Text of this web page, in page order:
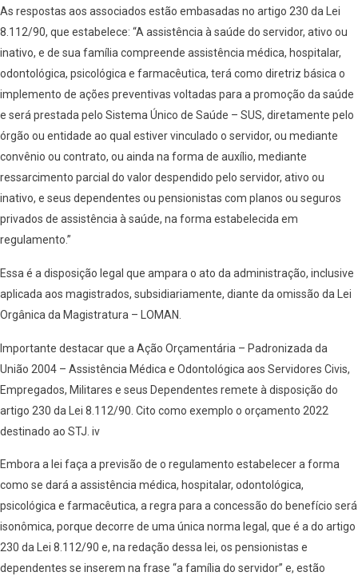
As respostas aos associados estão embasadas no artigo 230 da Lei
8.112/90, que estabelece: “A assistência à saúde do servidor, ativo ou
inativo, e de sua família compreende assistência médica, hospitalar,
odontológica, psicológica e farmacêutica, terá como diretriz básica o
implemento de ações preventivas voltadas para a promoção da saúde
e será prestada pelo Sistema Único de Saúde – SUS, diretamente pelo
órgão ou entidade ao qual estiver vinculado o servidor, ou mediante
convênio ou contrato, ou ainda na forma de auxílio, mediante
ressarcimento parcial do valor despendido pelo servidor, ativo ou
inativo, e seus dependentes ou pensionistas com planos ou seguros
privados de assistência à saúde, na forma estabelecida em
regulamento.”
Essa é a disposição legal que ampara o ato da administração, inclusive
aplicada aos magistrados, subsidiariamente, diante da omissão da Lei
Orgânica da Magistratura – LOMAN.
Importante destacar que a Ação Orçamentária – Padronizada da
União 2004 – Assistência Médica e Odontológica aos Servidores Civis,
Empregados, Militares e seus Dependentes remete à disposição do
artigo 230 da Lei 8.112/90. Cito como exemplo o orçamento 2022
destinado ao STJ. iv
Embora a lei faça a previsão de o regulamento estabelecer a forma
como se dará a assistência médica, hospitalar, odontológica,
psicológica e farmacêutica, a regra para a concessão do benefício será
isonômica, porque decorre de uma única norma legal, que é a do artigo
230 da Lei 8.112/90 e, na redação dessa lei, os pensionistas e
dependentes se inserem na frase “a família do servidor” e, estão